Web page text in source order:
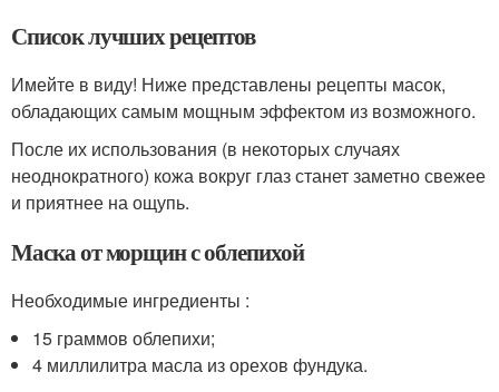
Список лучших рецептов
Имейте в виду! Ниже представлены рецепты масок,
обладающих самым мощным эффектом из возможного.
После их использования (в некоторых случаях
неоднократного) кожа вокруг глаз станет заметно свежее
и приятнее на ощупь.
Маска от морщин с облепихой
Необходимые ингредиенты :
15 граммов облепихи;
4 миллилитра масла из орехов фундука.